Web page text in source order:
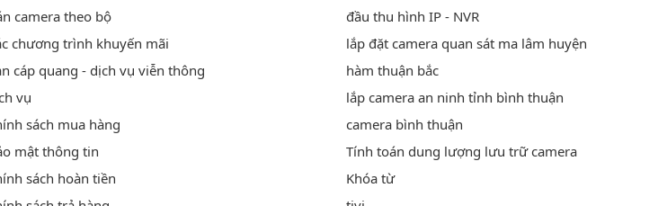
camera theo bộ
chương trình khuyến mãi
cáp quang - dịch vụ viễn thông
vụ
sách mua hàng
mật thông tin
sách hoàn tiền
đầu thu hình IP - NVR
lắp đặt camera quan sát ma lâm huyện
hàm thuận bắc
lắp camera an ninh tỉnh bình thuận
camera bình thuận
Tính toán dung lượng lưu trữ camera
Khóa từ